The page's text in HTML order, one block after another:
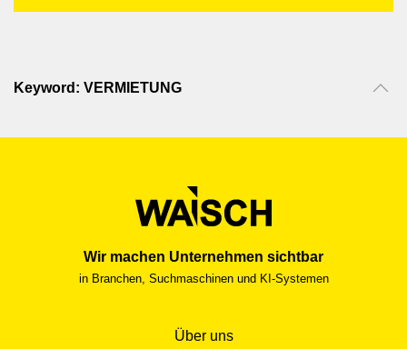
Keyword: VERMIETUNG
Wir machen Unternehmen sichtbar
in Branchen, Suchmaschinen und KI-Systemen
Über uns